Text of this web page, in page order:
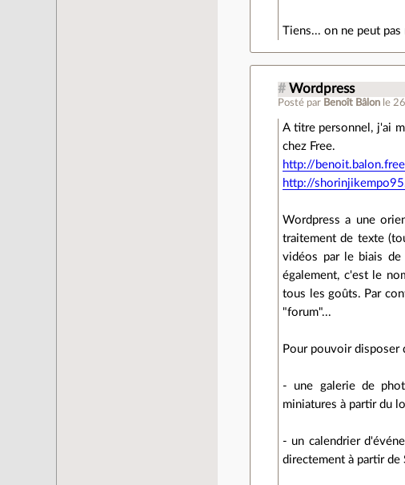
Tiens... on ne peut pas
# Wordpress
Posté par Benoît Bâlon le
A titre personnel, j'ai
chez Free.
http://
http://
Wordpress a une
traitement de texte
vidéos par le biais de
également, c'est le
tous les goûts. Par
"forum"...
Pour pouvoir disposer
- une galerie de
miniatures à partir du
- un calendrier
directement à partir de